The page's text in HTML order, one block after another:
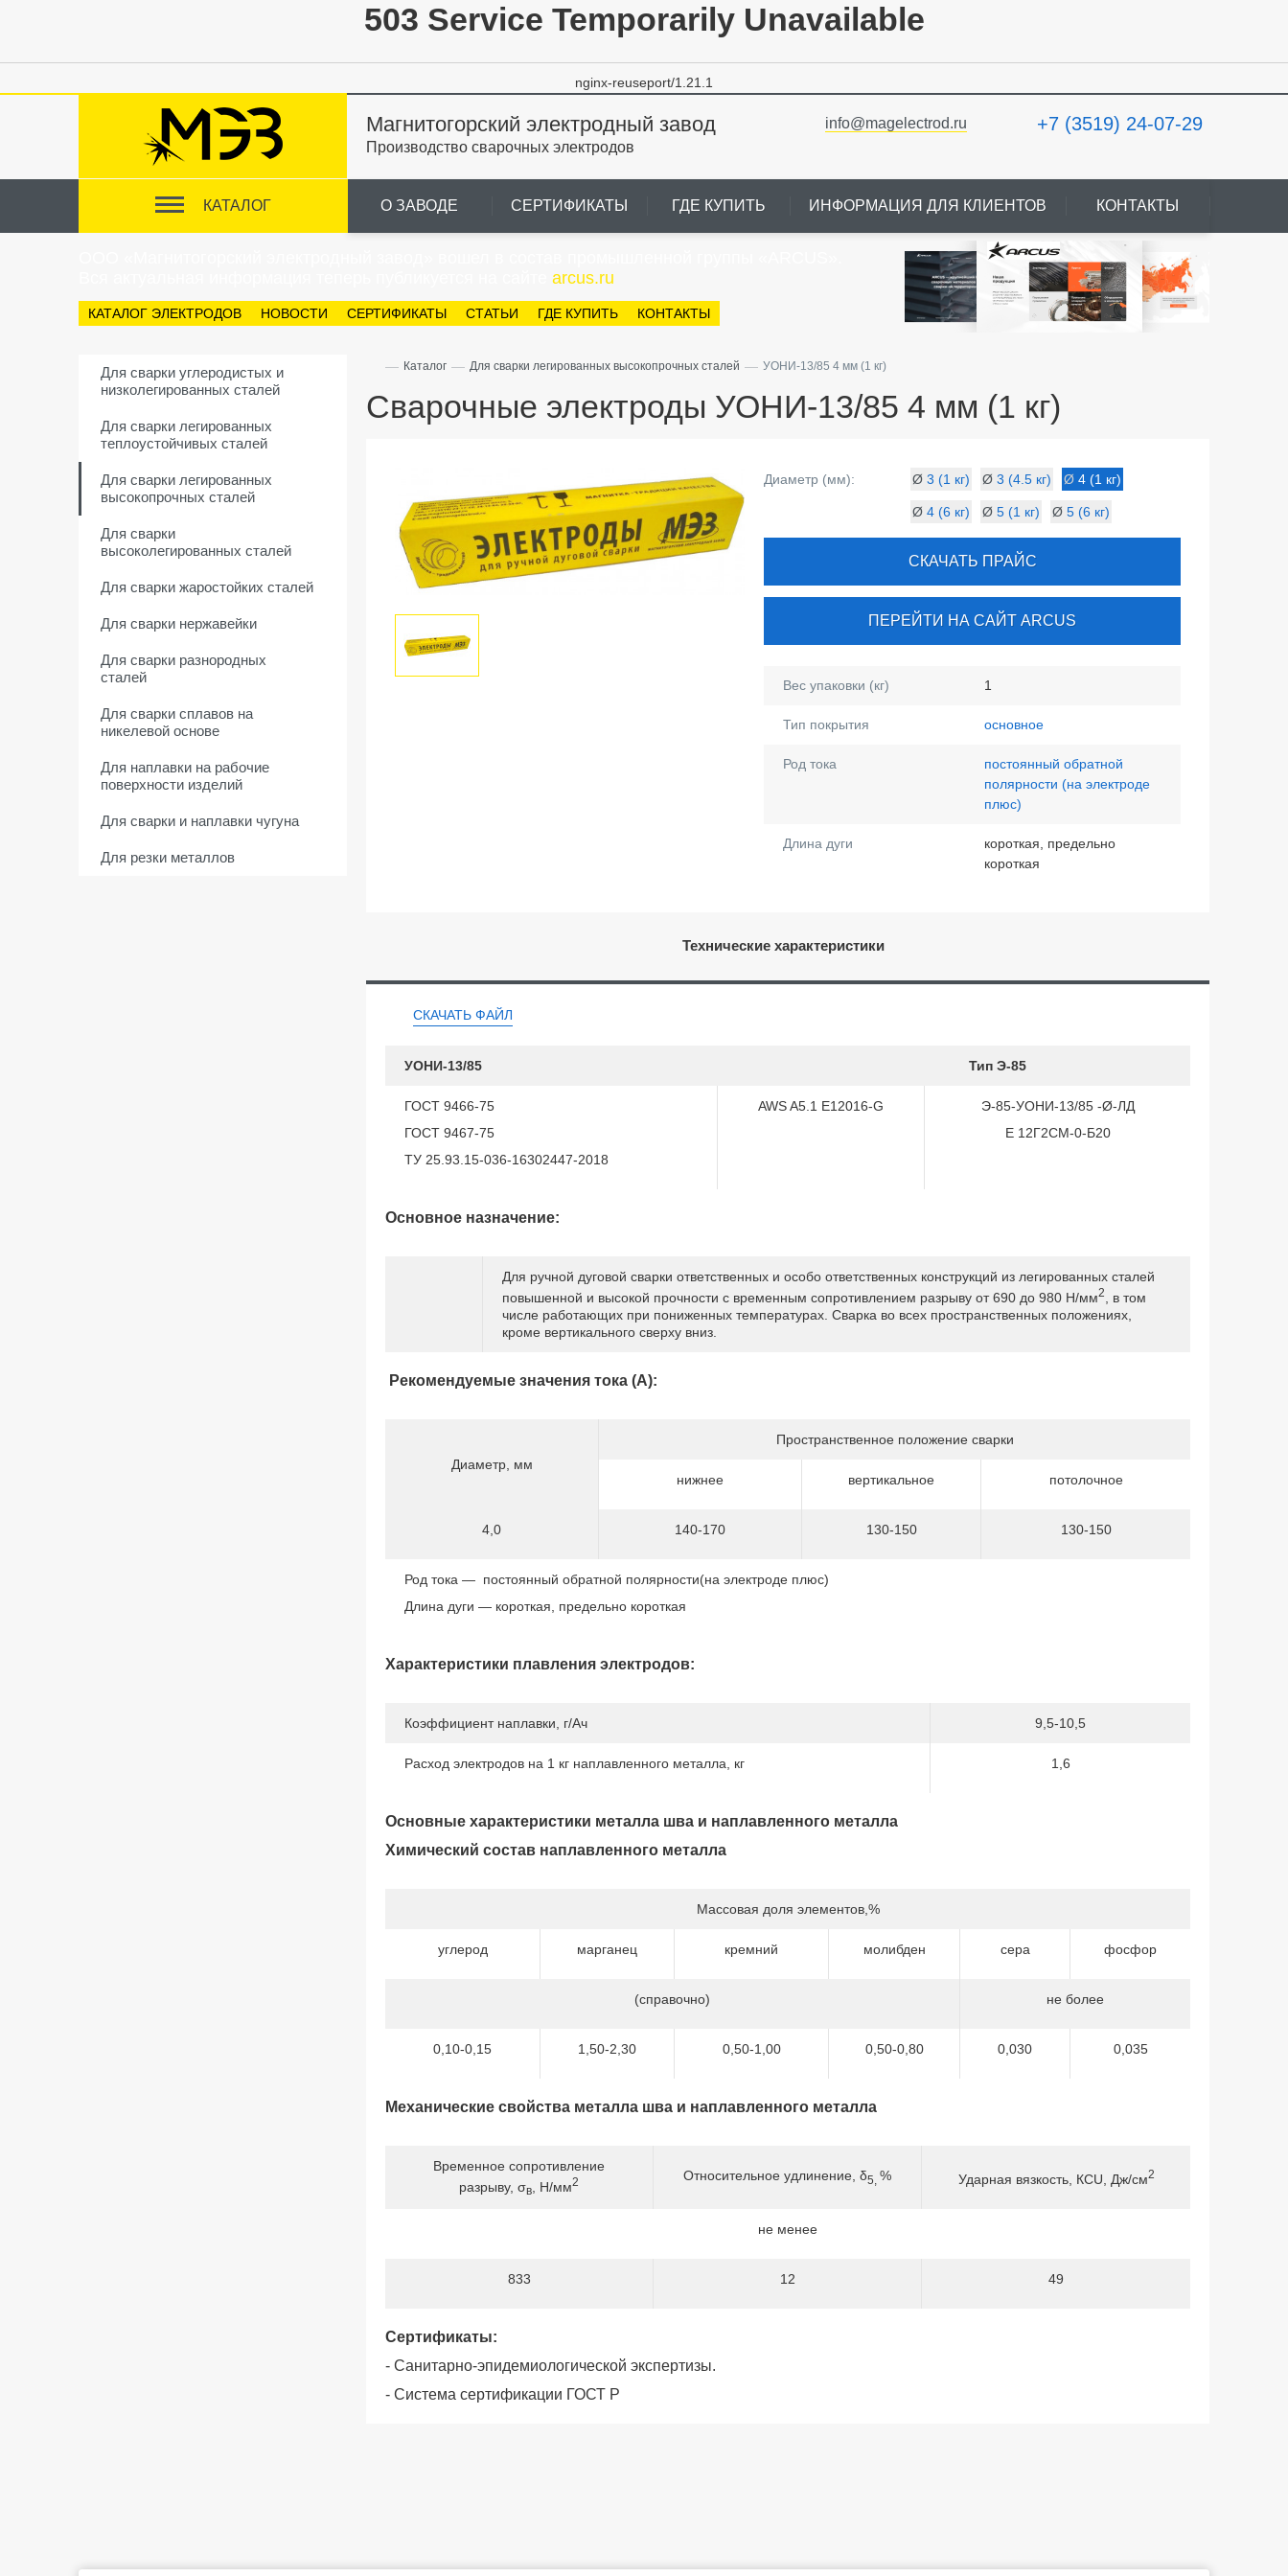
503 Service Temporarily Unavailable
nginx-reuseport/1.21.1
Магнитогорский электродный завод
Производство сварочных электродов
info@magelectrod.ru +7 (3519) 24-07-29
КАТАЛОГ О ЗАВОДЕ СЕРТИФИКАТЫ ГДЕ КУПИТЬ ИНФОРМАЦИЯ ДЛЯ КЛИЕНТОВ КОНТАКТЫ
arcus.ru
КАТАЛОГ ЭЛЕКТРОДОВ НОВОСТИ СЕРТИФИКАТЫ СТАТЬИ ГДЕ КУПИТЬ КОНТАКТЫ
Для сварки углеродистых и
низколегированных сталей
Для сварки легированных
теплоустойчивых сталей
Для сварки легированных
высокопрочных сталей
Для сварки
высоколегированных сталей
Для сварки жаростойких сталей
Для сварки нержавейки
Для сварки разнородных
сталей
Для сварки сплавов на
никелевой основе
Для наплавки на рабочие
поверхности изделий
Для сварки и наплавки чугуна
Для резки металлов
— Каталог — Для сварки легированных высокопрочных сталей — УОНИ-13/85 4 мм (1 кг)
Сварочные электроды УОНИ-13/85 4 мм (1 кг)
Диаметр (мм): Ø3 (1 кг) Ø3 (4.5 кг) Ø4 (1 кг)
Ø4 (6 кг) Ø5 (1 кг) Ø5 (6 кг)
СКАЧАТЬ ПРАЙС
ПЕРЕЙТИ НА САЙТ ARCUS
Вес упаковки (кг) 1
Тип покрытия основное
Род тока
постоянный обратной
полярности (на электроде
плюс)
Длина дуги
короткая, предельно
короткая
Технические характеристики
СКАЧАТЬ ФАЙЛ
УОНИ-13/85 Тип Э-85
ГОСТ 9466-75
ГОСТ 9467-75
ТУ 25.93.15-036-16302447-2018
AWS A5.1 E12016-G
Э-85-УОНИ-13/85 -Ø-ЛД
Е 12Г2СМ-0-Б20
Основное назначение:
Для ручной дуговой сварки ответственных и особо ответственных конструкций из легированных сталей
повышенной и высокой прочности с временным сопротивлением разрыву от 690 до 980 Н/мм2
, в том
числе работающих при пониженных температурах. Сварка во всех пространственных положениях,
кроме вертикального сверху вниз.
Рекомендуемые значения тока (А):
Диаметр, мм
Пространственное положение сварки
нижнее вертикальное потолочное
4,0 140-170 130-150 130-150
Род тока — постоянный обратной полярности(на электроде плюс)
Длина дуги — короткая, предельно короткая
Характеристики плавления электродов:
Коэффициент наплавки, г/Ач 9,5-10,5
Расход электродов на 1 кг наплавленного металла, кг 1,6
Основные характеристики металла шва и наплавленного металла
Химический состав наплавленного металла
Массовая доля элементов,%
углерод марганец кремний молибден сера фосфор
(справочно) не более
0,10-0,15 1,50-2,30 0,50-1,00 0,50-0,80 0,030 0,035
Механические свойства металла шва и наплавленного металла
Временное сопротивление
разрыву, σв , Н/мм2 Относительное удлинение, δ5, % Ударная вязкость, КСU, Дж/см2
не менее
833 12 49
Сертификаты:
- Санитарно-эпидемиологической экспертизы.
- Система сертификации ГОСТ Р